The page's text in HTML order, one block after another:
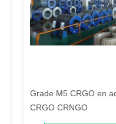
Grade M5 CRGO en
CRGO CRNGO